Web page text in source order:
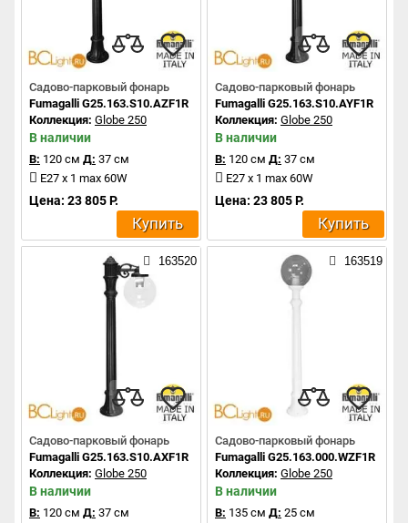
Садово-парковый фонарь
Fumagalli G25.163.S10.AZF1R
Коллекция: Globe 250
В наличии
В: 120 см Д: 37 см
E27 x 1 max 60W
Цена: 23 805 Р.
Купить
Садово-парковый фонарь
Fumagalli G25.163.S10.AYF1R
Коллекция: Globe 250
В наличии
В: 120 см Д: 37 см
E27 x 1 max 60W
Цена: 23 805 Р.
Купить
163520
Садово-парковый фонарь
Fumagalli G25.163.S10.AXF1R
Коллекция: Globe 250
В наличии
В: 120 см Д: 37 см
163519
Садово-парковый фонарь
Fumagalli G25.163.000.WZF1R
Коллекция: Globe 250
В наличии
В: 135 см Д: 25 см